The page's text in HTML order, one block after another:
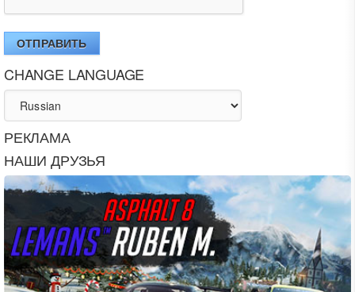
ОТПРАВИТЬ
CHANGE LANGUAGE
РЕКЛАМА
НАШИ ДРУЗЬЯ